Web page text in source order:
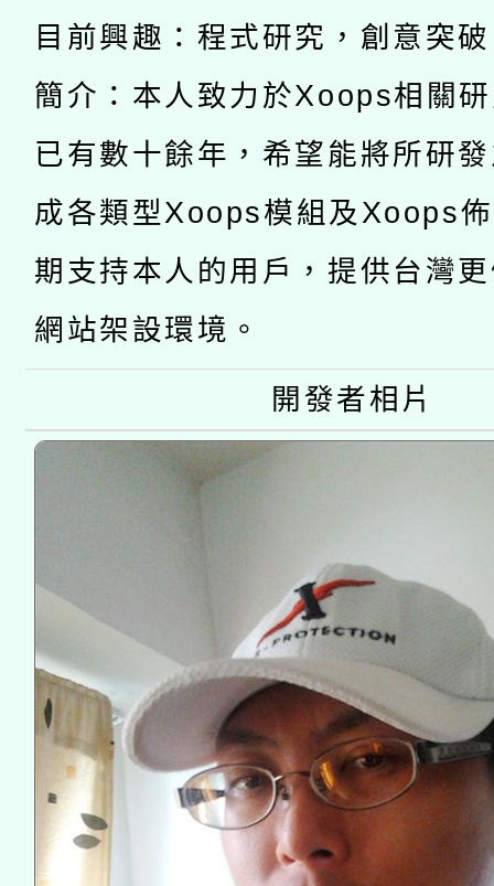
年度健康促進學校輔導
業成長研習」實施計畫
原住民族教育政策研討
族教育國際趨勢與發展
轉知教育部國民及學前
新北市政府教育局辦理
師專業成長研習實施計
方素養工作坊新北場」
函轉國立臺灣師範大學
族語言臺北學習中心
「族語學習班」招生簡
轉知有關國立成功大學
文教學共融平台-教案
件」活動簡章
教育部國民及學前教
年度COVID-19疫苗接
接種對象擴大為「滿6
接種之民眾」措施，延
月28日止
本市兒童口腔健康促進
宣導素材2份，請協助
管道加強宣導
目前興趣：程式研究，創意突
簡介：本人致力於Xoops相關
已有數十餘年，希望能將所研
成各類型Xoops模組及Xoops
期支持本人的用戶，提供台灣
網站架設環境。
開發者相片